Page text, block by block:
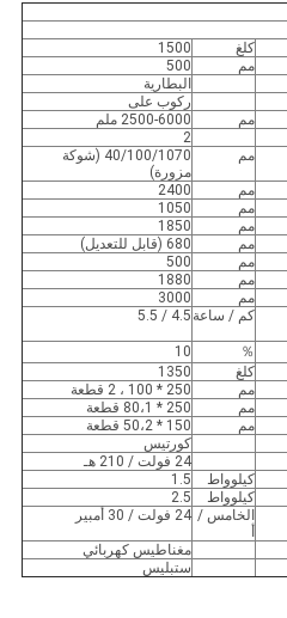
كلغ
1500
مم
500
البطارية
ركوب على
مم
2500-6000 ملم
2
مم
40/100/1070 (شوكة
مزورة)
مم
2400
مم
1050
مم
1850
مم
680 (قابل للتعديل)
مم
500
مم
1880
مم
3000
كم / ساعة 4.5 / 5.5
％
10
كلغ
1350
مم
250 * 100 ، 2 قطعة
مم
250 * 80،1 قطعة
مم
150 * 50،2 قطعة
كورتيس
24 فولت / 210 هـ
كيلوواط
1.5
كيلوواط
2.5
الخامس / 24 فولت / 30 أمبير
مغناطيس كهربائي
ستبليس